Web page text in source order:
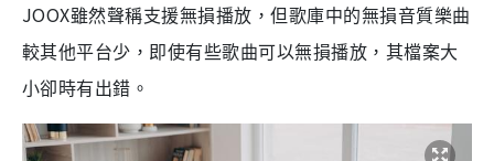
JOOX雖然聲稱支援無損播放，但歌庫中的無損音質樂曲
較其他平台少，即使有些歌曲可以無損播放，其檔案大
小卻時有出錯。